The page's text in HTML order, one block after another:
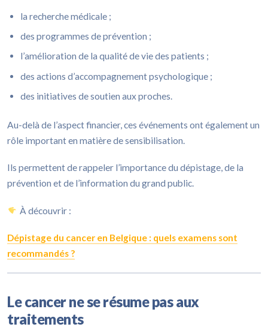
la recherche médicale ;
des programmes de prévention ;
l’amélioration de la qualité de vie des patients ;
des actions d’accompagnement psychologique ;
des initiatives de soutien aux proches.
Au-delà de l’aspect financier, ces événements ont également un
rôle important en matière de sensibilisation.
Ils permettent de rappeler l’importance du dépistage, de la
prévention et de l’information du grand public.
À découvrir :
Dépistage du cancer en Belgique : quels examens sont
recommandés ?
Le cancer ne se résume pas aux
traitements